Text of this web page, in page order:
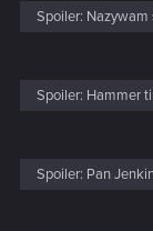
Spoiler: Nazywam
Spoiler: Hammer
Spoiler: Pan